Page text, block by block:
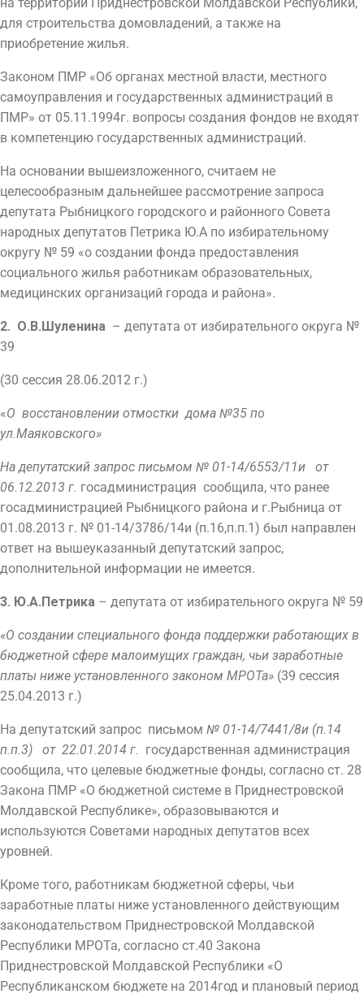
для строительства домовладений, а также на
приобретение жилья.
Законом ПМР «Об органах местной власти, местного
самоуправления и государственных администраций в
ПМР» от 05.11.1994г. вопросы создания фондов не входят
в компетенцию государственных администраций.
На основании вышеизложенного, считаем не
целесообразным дальнейшее рассмотрение запроса
депутата Рыбницкого городского и районного Совета
народных депутатов Петрика Ю.А по избирательному
округу № 59 «о создании фонда предоставления
социального жилья работникам образовательных,
медицинских организаций города и района».
2. О.В.Шуленина – депутата от избирательного округа №
39
(30 сессия 28.06.2012 г.)
«О восстановлении отмостки дома №35 по
ул.Маяковского»
На депутатский запрос письмом № 01-14/6553/11и от
06.12.2013 г. госадминистрация сообщила, что ранее
госадминистрацией Рыбницкого района и г.Рыбница от
01.08.2013 г. № 01-14/3786/14и (п.16,п.п.1) был направлен
ответ на вышеуказанный депутатский запрос,
дополнительной информации не имеется.
3. Ю.А.Петрика – депутата от избирательного округа № 59
«О создании специального фонда поддержки работающих в
бюджетной сфере малоимущих граждан, чьи заработные
платы ниже установленного законом МРОТа» (39 сессия
25.04.2013 г.)
На депутатский запрос письмом № 01-14/7441/8и (п.14
п.п.3) от 22.01.2014 г. государственная администрация
сообщила, что целевые бюджетные фонды, согласно ст. 28
Закона ПМР «О бюджетной системе в Приднестровской
Молдавской Республике», образовываются и
используются Советами народных депутатов всех
уровней.
Кроме того, работникам бюджетной сферы, чьи
заработные платы ниже установленного действующим
законодательством Приднестровской Молдавской
Республики МРОТа, согласно ст.40 Закона
Приднестровской Молдавской Республики «О
Республиканском бюджете на 2014год и плановый период